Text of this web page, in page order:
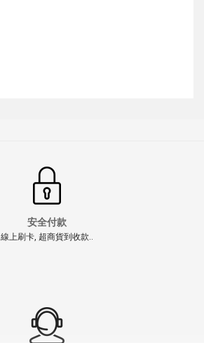
安全付款
線上刷卡, 超商貨到收款..